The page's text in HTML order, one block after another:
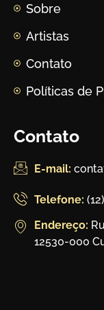
Sobre
Artistas
Contato
Políticas de
Contato
E-mail:
Telefone:
Endereço:
12530-000